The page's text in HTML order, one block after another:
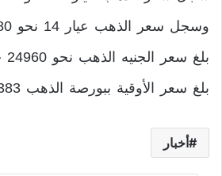
وسجل سعر الذهب عيار 14 نحو 2080 جنيهاً.
بلغ سعر الجنيه الذهب نحو 24960 جنيها.
بلغ سعر الأوقية ببورصة الذهب 2383 دولار.
أخبار